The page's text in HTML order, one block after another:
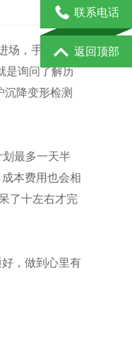
场，手续也是
是询问了解历
降变形检测
最多一天半
本费用也会相
了十左右才完
，做到心里有
联系电话
返回顶部